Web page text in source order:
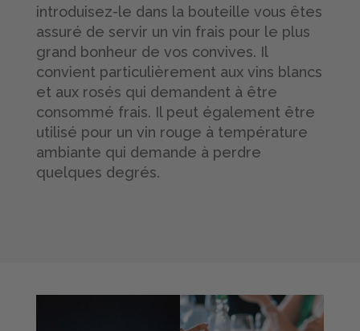
introduisez-le dans la bouteille vous êtes
assuré de servir un vin frais pour le plus
grand bonheur de vos convives. Il
convient particulièrement aux vins blancs
et aux rosés qui demandent à être
consommé frais. Il peut également être
utilisé pour un vin rouge à température
ambiante qui demande à perdre
quelques degrés.